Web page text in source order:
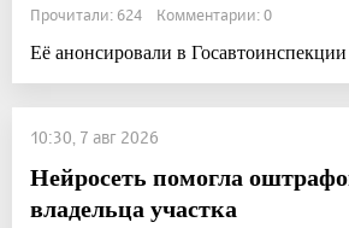
Прочитали: 624 Комментарии: 0
Её анонсировали в Госавтоинспекции
10:30, 7 авг 2026
Нейросеть помогла
владельца участка